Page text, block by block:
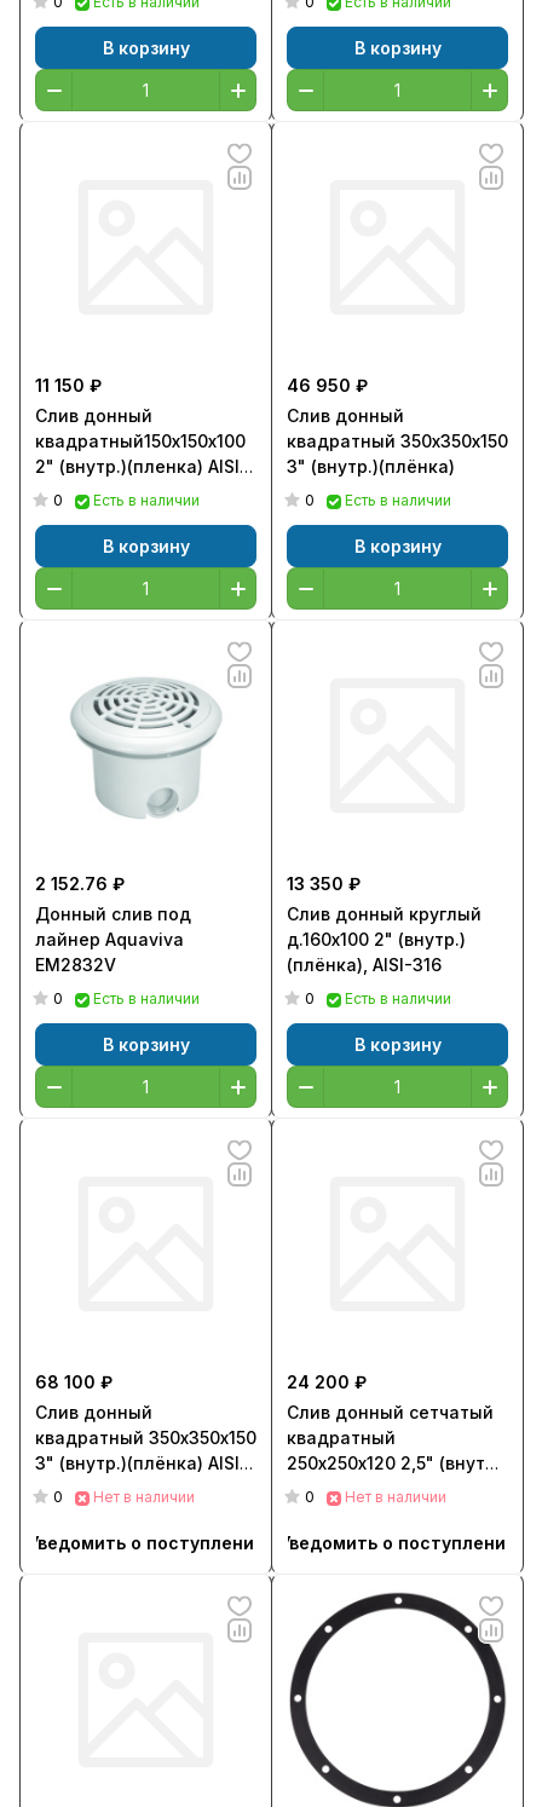
В корзину В корзину
11 150 ₽
Слив донный
квадратный150х150х100
2" (внутр.)(пленка) AISI-
316
0 Есть в наличии
В корзину
46 950 ₽
Слив донный
квадратный 350х350х150
3" (внутр.)(плёнка)
0 Есть в наличии
В корзину
2 152.76 ₽
Донный слив под
лайнер Aquaviva
EM2832V
0 Есть в наличии
В корзину
13 350 ₽
Слив донный круглый
д.160х100 2" (внутр.)
(плёнка), AISI-316
0 Есть в наличии
В корзину
68 100 ₽
Слив донный
квадратный 350х350х150
3" (внутр.)(плёнка) AISI-
316
0 Нет в наличии
Уведомить о поступлении
24 200 ₽
Слив донный сетчатый
квадратный
250х250х120 2,5" (внутр.)
(пленка)
0 Нет в наличии
Уведомить о поступлении